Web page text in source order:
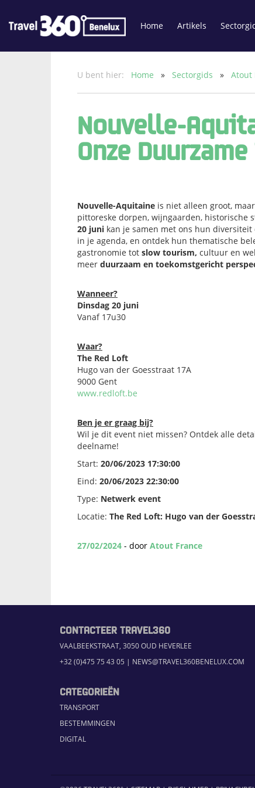
Home Artikels
U bent hier: Home » Sectorgids » Atout
Nouvelle-
Onze
Nouvelle-Aquitaine is niet alleen groot,
pittoreske dorpen, wijngaarden, historische
20 juni kan je samen met ons hun
in je agenda, en ontdek hun thematische
gastronomie tot slow tourism, cultuur en
meer duurzaam en toekomstgericht
Wanneer?
Dinsdag 20 juni
Vanaf 17u30
Waar?
The Red Loft
Hugo van der Goesstraat 17A
9000 Gent
www.redloft.be
Ben je er graag bij?
Wil je dit event niet missen? Ontdek alle
deelname!
Start: 20/06/2023 17:30:00
Eind: 20/06/2023 22:30:00
Type: Netwerk event
Locatie: The Red Loft: Hugo van der
27/02/2024 - door Atout France
CONTACTEER TRAVEL360
VAALBEEKSTRAAT, 3050 OUD HEVERLEE
+32 (0)475 75 43 05 | NEWS@TRAVEL360BENELUX.COM
CATEGORIEËN
TRANSPORT
BESTEMMINGEN
DIGITAL